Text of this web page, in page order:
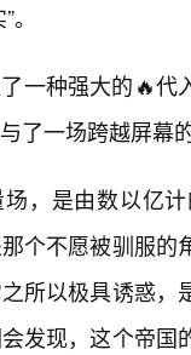
一种强大的🔥代
了一场跨越屏幕
，是由数以亿
个不愿被驯服
所以极具诱惑
发现，这个帝